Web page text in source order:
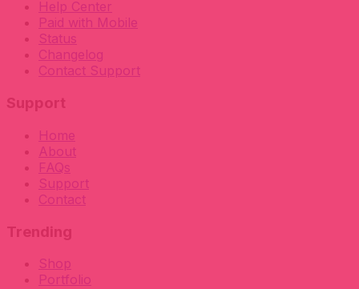
Help Center
Paid with Mobile
Status
Changelog
Contact Support
Support
Home
About
FAQs
Support
Contact
Trending
Shop
Portfolio